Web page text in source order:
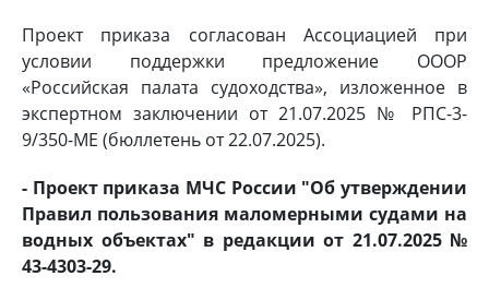
Проект приказа согласован Ассоциацией при
условии поддержки предложение ОООР
«Российская палата судоходства», изложенное в
экспертном заключении от 21.07.2025 № РПС-3-
9/350-МЕ (бюллетень от 22.07.2025).
- Проект приказа МЧС России "Об утверждении
Правил пользования маломерными судами на
водных объектах" в редакции от 21.07.2025 №
43-4303-29.